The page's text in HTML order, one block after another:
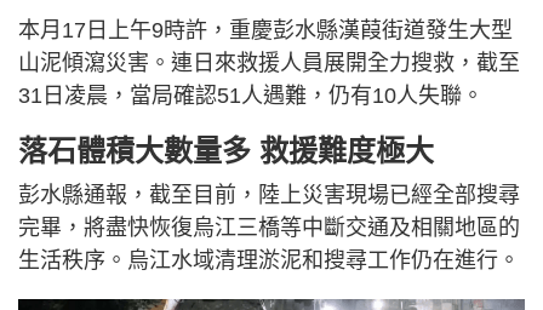
本月17日上午9時許，重慶彭水縣漢葭街道發生大型
山泥傾瀉災害。連日來救援人員展開全力搜救，截至
31日凌晨，當局確認51人遇難，仍有10人失聯。
落石體積大數量多 救援難度極大
彭水縣通報，截至目前，陸上災害現場已經全部搜尋
完畢，將盡快恢復烏江三橋等中斷交通及相關地區的
生活秩序。烏江水域清理淤泥和搜尋工作仍在進行。